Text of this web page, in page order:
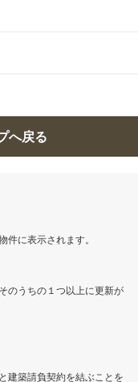
へ戻る
に表示されます。
のうちの１つ以上に更新が
建築請負契約を結ぶことを